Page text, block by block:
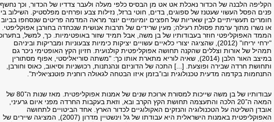
הקליפה הלבנה של הכדור נאכלת אט אט מן הבסיס כלפי מעלה ולעבר צדדיו של הכדור, וכך נחשף
פנים הפסל העשוי שעטנז של ספוגים, בדים, חוטי ברזל, נזילות צבע ופרחים מפלסטיק. השילוב
חומרים תעשייתיים לבין שאריות של חפצים יומיומיים יוצר מראה המדמה פריטים שנסחפו בביוב
או נשרו מתוך ערמת פסולת רעילה; מעין שרידים של תרבות אנושית שנכחדה בחורבן אפוקליפטי.
הממד האפוקליפטי חוזר בעבודותיו של בן משה, אבל תמיד שזור באופטימיות. כך, למשל,
"ירחי יריחו" (2012), שהציגה יצורי כלאיים עשויים יציקות כימיות צבעוניות ומבריקות וביניהם
תמהיל של אורות וצללים שהקנה תחושה אפוקליפטית קולנועית. חזיון הקץ האופטימי ניכר גם
במיצב האור הלבן (2014), שאיה לוריא מתארת אותו כך: "משתה סוריאליסטי, אפוף מסתורין
ותחושת חרדה שבירה ופוצעת. [...] התכה של הדוניזם ונהנתנות, רכושניות וסיאוב, כאוס וחורבן,
התנחמות בקדמה מדעית טכנולוגית ובו־בזמן איזו הבטחה לגאולה רוחנית פוטנציאלית".
עבודותיו של בן משה שייכות למסורת ארוכת שנים של אמנות אפוקליפטית. מאז שנות ה־80 של
המאה ה־20 הלכה והתעצמה תחושת הקץ הקרב ובא, וזאת בעקבות החרדה מפני איום גרעיני,
אובדן השליטה על הטכנולוגיה והנזקים האקולוגיים לכדור הארץ. אחד הביטויים לתחושה
האפוקליפטית באמנות הישראלית היא עבודתו של גל וינשטיין מדרון (2007), המציגה שיירים של